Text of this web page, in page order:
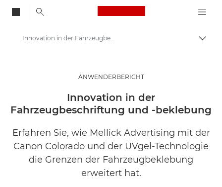
Canon Logo, back
Auf
Lösungen & Dienstleistungen
Business-Insights - B2B & Branchen-News
Business Anwenderberichte
Innovation in der Fahrzeugbeschriftung und -beklebung
ANWENDERBERICHT
Innovation in der
Fahrzeugbeschriftung und -beklebung
Erfahren Sie, wie Mellick Advertising mit der
Canon Colorado und der UVgel-Technologie
die Grenzen der Fahrzeugbeklebung
erweitert hat.